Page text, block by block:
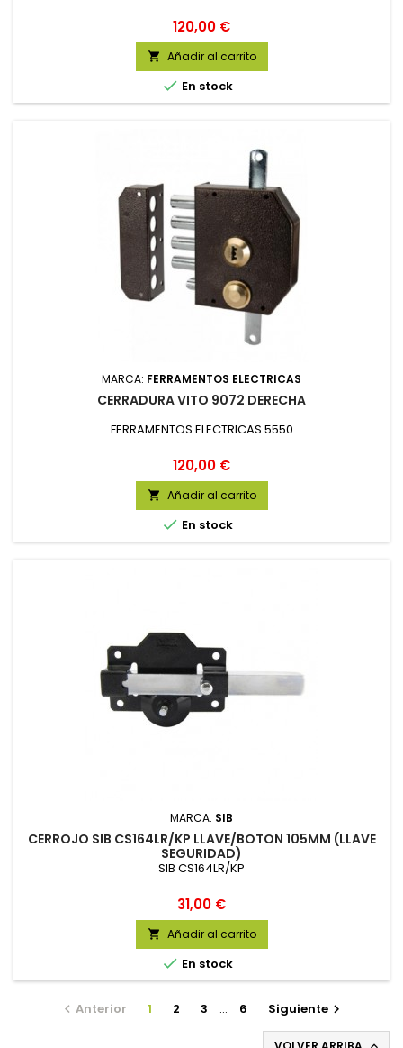
Precio
120,00 €
 Añadir al carrito
 En stock
MARCA: FERRAMENTOS ELECTRICAS
CERRADURA VITO 9072 DERECHA
FERRAMENTOS ELECTRICAS 5550
Precio
120,00 €
 Añadir al carrito
 En stock
MARCA: SIB
CERROJO SIB CS164LR/KP LLAVE/BOTON 105MM (LLAVE
SEGURIDAD)
SIB CS164LR/KP
Precio
31,00 €
 Añadir al carrito
 En stock
 Anterior 1 2 3 … 6 Siguiente